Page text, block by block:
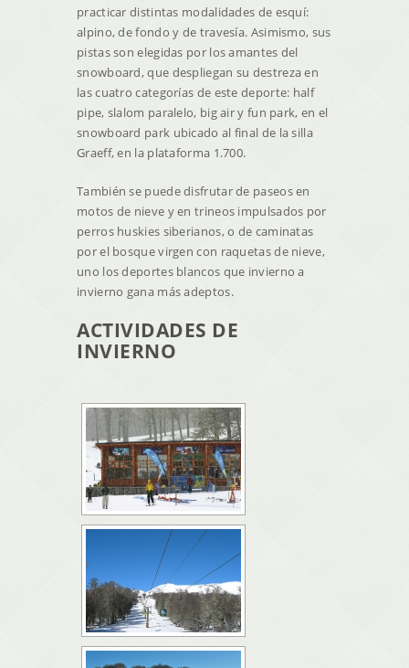
practicar distintas modalidades de esquí:
alpino, de fondo y de travesía. Asimismo, sus
pistas son elegidas por los amantes del
snowboard, que despliegan su destreza en
las cuatro categorías de este deporte: half
pipe, slalom paralelo, big air y fun park, en el
snowboard park ubicado al final de la silla
Graeff, en la plataforma 1.700.
También se puede disfrutar de paseos en
motos de nieve y en trineos impulsados por
perros huskies siberianos, o de caminatas
por el bosque virgen con raquetas de nieve,
uno los deportes blancos que invierno a
invierno gana más adeptos.
ACTIVIDADES DE
INVIERNO